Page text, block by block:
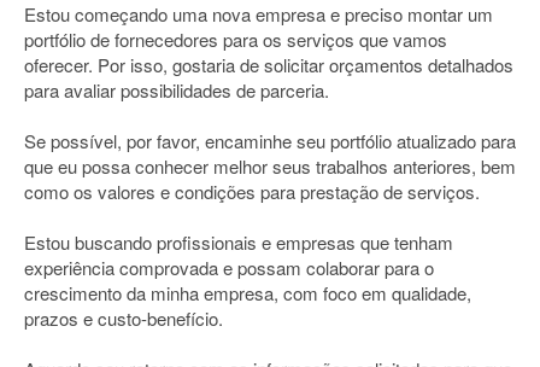
Estou começando uma nova empresa e preciso montar um
portfólio de fornecedores para os serviços que vamos
oferecer. Por isso, gostaria de solicitar orçamentos detalhados
para avaliar possibilidades de parceria.
Se possível, por favor, encaminhe seu portfólio atualizado para
que eu possa conhecer melhor seus trabalhos anteriores, bem
como os valores e condições para prestação de serviços.
Estou buscando profissionais e empresas que tenham
experiência comprovada e possam colaborar para o
crescimento da minha empresa, com foco em qualidade,
prazos e custo-benefício.